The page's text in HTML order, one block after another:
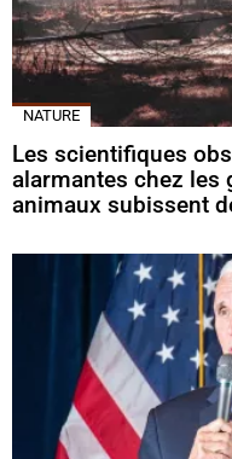
NATURE
Les scientifiques
alarmantes chez les
animaux subissent